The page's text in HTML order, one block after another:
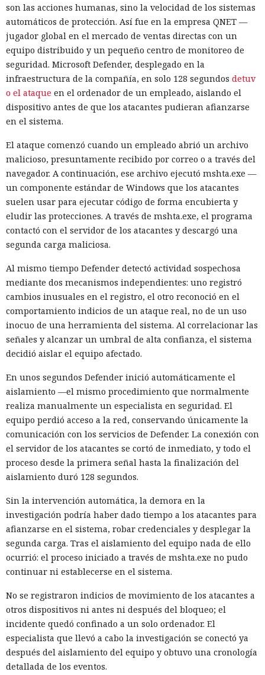
son las acciones humanas, sino la velocidad de los sistemas
automáticos de protección. Así fue en la empresa QNET —
jugador global en el mercado de ventas directas con un
equipo distribuido y un pequeño centro de monitoreo de
seguridad. Microsoft Defender, desplegado en la
infraestructura de la compañía, en solo 128 segundos detuv
o el ataque en el ordenador de un empleado, aislando el
dispositivo antes de que los atacantes pudieran afianzarse
en el sistema.
El ataque comenzó cuando un empleado abrió un archivo
malicioso, presuntamente recibido por correo o a través del
navegador. A continuación, ese archivo ejecutó mshta.exe —
un componente estándar de Windows que los atacantes
suelen usar para ejecutar código de forma encubierta y
eludir las protecciones. A través de mshta.exe, el programa
contactó con el servidor de los atacantes y descargó una
segunda carga maliciosa.
Al mismo tiempo Defender detectó actividad sospechosa
mediante dos mecanismos independientes: uno registró
cambios inusuales en el registro, el otro reconoció en el
comportamiento indicios de un ataque real, no de un uso
inocuo de una herramienta del sistema. Al correlacionar las
señales y alcanzar un umbral de alta confianza, el sistema
decidió aislar el equipo afectado.
En unos segundos Defender inició automáticamente el
aislamiento —el mismo procedimiento que normalmente
realiza manualmente un especialista en seguridad. El
equipo perdió acceso a la red, conservando únicamente la
comunicación con los servicios de Defender. La conexión con
el servidor de los atacantes se cortó de inmediato, y todo el
proceso desde la primera señal hasta la finalización del
aislamiento duró 128 segundos.
Sin la intervención automática, la demora en la
investigación podría haber dado tiempo a los atacantes para
afianzarse en el sistema, robar credenciales y desplegar la
segunda carga. Tras el aislamiento del equipo nada de ello
ocurrió: el proceso iniciado a través de mshta.exe no pudo
continuar ni establecerse en el sistema.
No se registraron indicios de movimiento de los atacantes a
otros dispositivos ni antes ni después del bloqueo; el
incidente quedó confinado a un solo ordenador. El
especialista que llevó a cabo la investigación se conectó ya
después del aislamiento del equipo y obtuvo una cronología
detallada de los eventos.